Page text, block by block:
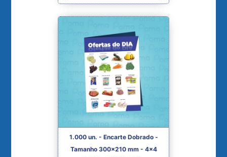
1.000 un. - Encarte Dobrado -
Tamanho 300x210 mm - 4x4